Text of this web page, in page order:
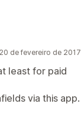
20 de fevereiro de 2017
least for paid
via this app.